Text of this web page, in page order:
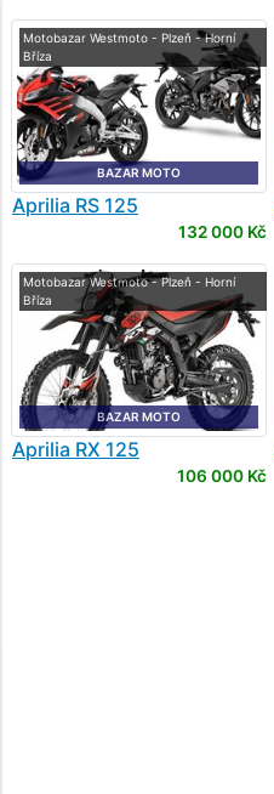
Motobazar Westmoto - Plzeň - Horní
Bříza
BAZAR MOTO
Aprilia RS 125
132 000 Kč
Motobazar Westmoto - Plzeň - Horní
Bříza
BAZAR MOTO
Aprilia RX 125
106 000 Kč